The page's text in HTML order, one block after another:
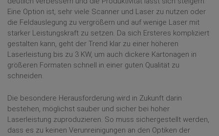
Eine Option ist, sehr viele Scanner und Laser zu nutzen oder
die Feldauslegung zu vergrößern und auf wenige Laser mit
starker Leistungskraft zu setzen. Da sich Ersteres kompliziert
gestalten kann, geht der Trend klar zu einer höheren
Laserleistung bis zu 3 KW, um auch dickere Kartonagen in
größeren Formaten schnell in einer guten Qualität zu
schneiden.
Die besondere Herausforderung wird in Zukunft darin
bestehen, möglichst sauber und sicher bei hoher
Laserleistung zuproduzieren. So muss sichergestellt werden,
dass es zu keinen Verunreinigungen an den Optiken der